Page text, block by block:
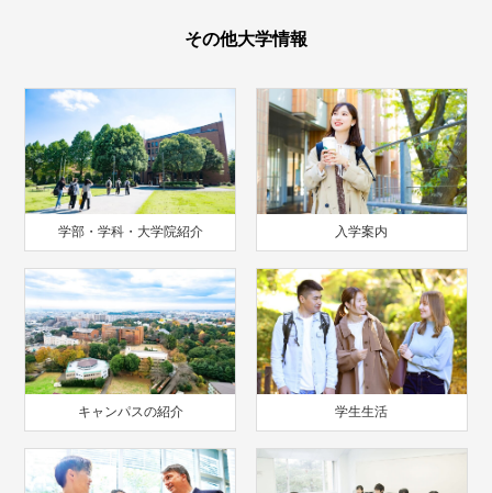
その他大学情報
学部・学科・大学院紹介 入学案内
キャンパスの紹介 学生生活